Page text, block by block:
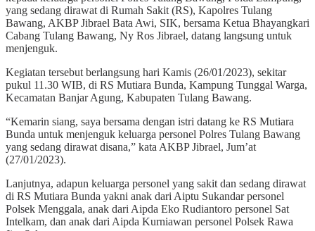
yang sedang dirawat di Rumah Sakit (RS), Kapolres Tulang
Bawang, AKBP Jibrael Bata Awi, SIK, bersama Ketua Bhayangkari
Cabang Tulang Bawang, Ny Ros Jibrael, datang langsung untuk
menjenguk.
Kegiatan tersebut berlangsung hari Kamis (26/01/2023), sekitar
pukul 11.30 WIB, di RS Mutiara Bunda, Kampung Tunggal Warga,
Kecamatan Banjar Agung, Kabupaten Tulang Bawang.
“Kemarin siang, saya bersama dengan istri datang ke RS Mutiara
Bunda untuk menjenguk keluarga personel Polres Tulang Bawang
yang sedang dirawat disana,” kata AKBP Jibrael, Jum’at
(27/01/2023).
Lanjutnya, adapun keluarga personel yang sakit dan sedang dirawat
di RS Mutiara Bunda yakni anak dari Aiptu Sukandar personel
Polsek Menggala, anak dari Aipda Eko Rudiantoro personel Sat
Intelkam, dan anak dari Aipda Kurniawan personel Polsek Rawa